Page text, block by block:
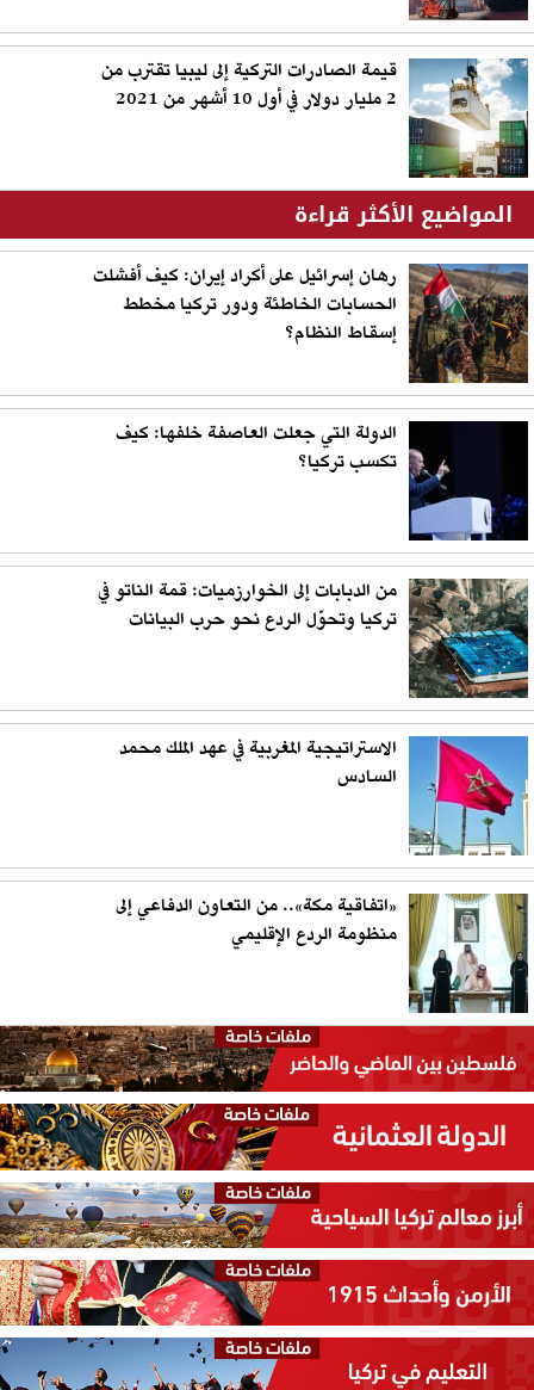
قيمة الصادرات التركية إلى ليبيا تقترب من
2 مليار دولار في أول 10 أشهر من 2021
المواضيع الأكثر قراءة
رهان إسرائيل على أكراد إيران: كيف أفشلت
الحسابات الخاطئة ودور تركيا مخطط
إسقاط النظام؟
الدولة التي جعلت العاصفة خلفها: كيف
تكسب تركيا؟
من الدبابات إلى الخوارزميات: قمة الناتو في
تركيا وتحوّل الردع نحو حرب البيانات
الاستراتيجية المغربية في عهد الملك محمد
السادس
«اتفاقية مكة».. من التعاون الدفاعي إلى
منظومة الردع الإقليمي